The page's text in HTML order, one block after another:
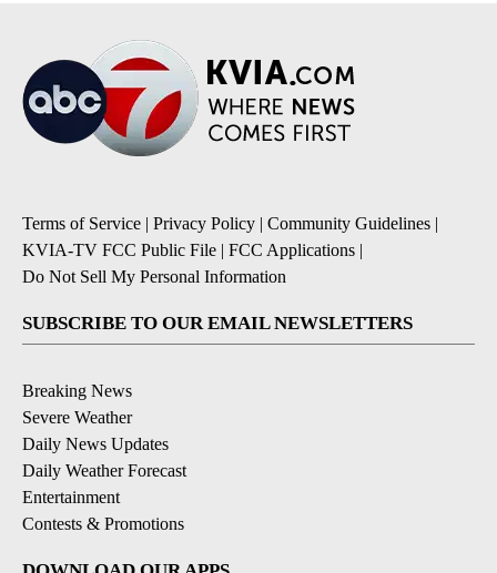
Terms of Service | Privacy Policy | Community Guidelines |
KVIA-TV FCC Public File | FCC Applications |
Do Not Sell My Personal Information
SUBSCRIBE TO OUR EMAIL NEWSLETTERS
Breaking News
Severe Weather
Daily News Updates
Daily Weather Forecast
Entertainment
Contests & Promotions